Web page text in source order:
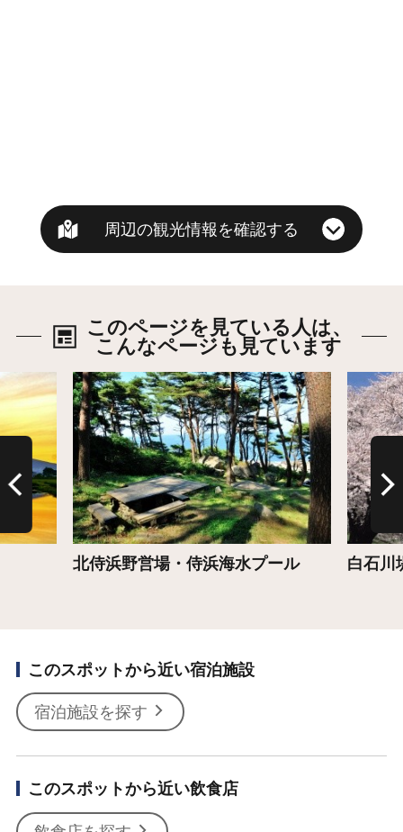
周辺の観光情報を確認する
このページを見ている人は、
こんなページも見ています
北侍浜野営場・侍浜海水プール
詳細はこちら
白石川
詳細は
このスポットから近い宿泊施設
宿泊施設を探す
このスポットから近い飲食店